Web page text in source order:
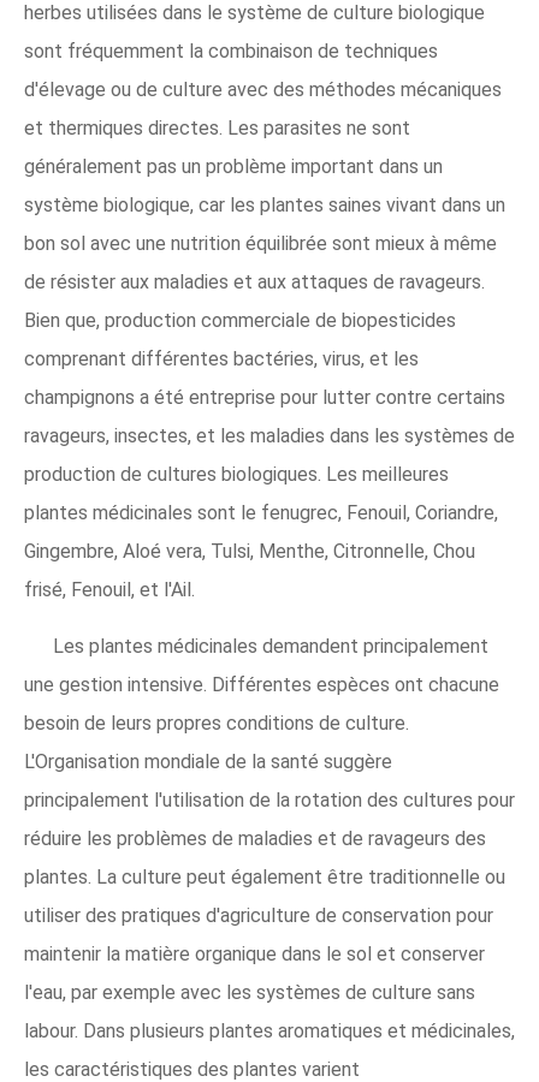
herbes utilisées dans le système de culture biologique
sont fréquemment la combinaison de techniques
d'élevage ou de culture avec des méthodes mécaniques
et thermiques directes. Les parasites ne sont
généralement pas un problème important dans un
système biologique, car les plantes saines vivant dans un
bon sol avec une nutrition équilibrée sont mieux à même
de résister aux maladies et aux attaques de ravageurs.
Bien que, production commerciale de biopesticides
comprenant différentes bactéries, virus, et les
champignons a été entreprise pour lutter contre certains
ravageurs, insectes, et les maladies dans les systèmes de
production de cultures biologiques. Les meilleures
plantes médicinales sont le fenugrec, Fenouil, Coriandre,
Gingembre, Aloé vera, Tulsi, Menthe, Citronnelle, Chou
frisé, Fenouil, et l'Ail.
Les plantes médicinales demandent principalement
une gestion intensive. Différentes espèces ont chacune
besoin de leurs propres conditions de culture.
L'Organisation mondiale de la santé suggère
principalement l'utilisation de la rotation des cultures pour
réduire les problèmes de maladies et de ravageurs des
plantes. La culture peut également être traditionnelle ou
utiliser des pratiques d'agriculture de conservation pour
maintenir la matière organique dans le sol et conserver
l'eau, par exemple avec les systèmes de culture sans
labour. Dans plusieurs plantes aromatiques et médicinales,
les caractéristiques des plantes varient